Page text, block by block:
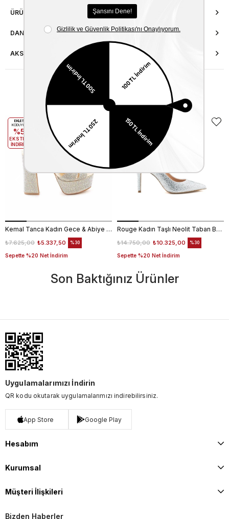
ÜRÜN ÖZELLIKLERI
DANIŞMA HATTI
AKSESUAR ONARIMI
Benzer Ürünler
Kemal Tanca Kadın Gece & Abiye Ayakkabı 4360
₺5.337,50
₺7.625,00
Sepette %20 Net İndirim
%30
EKLE5
KODUYLA
%5
EKSTRA
İNDİRİM
Rouge Kadın Taşlı Neolit Taban Beyaz Süet Gece & Abiye Ayakkabı
₺10.325,00
₺14.750,00
Sepette %20 Net İndirim
%30
EKLE5
KODUYLA
%5
Son Baktığınız Ürünler
Uygulamalarımızı İndirin
QR kodu okutarak uygulamalarımızı indirebilirsiniz.
App Store Google Play
Hesabım
Kurumsal
Müşteri İlişkileri
Bizden Haberler